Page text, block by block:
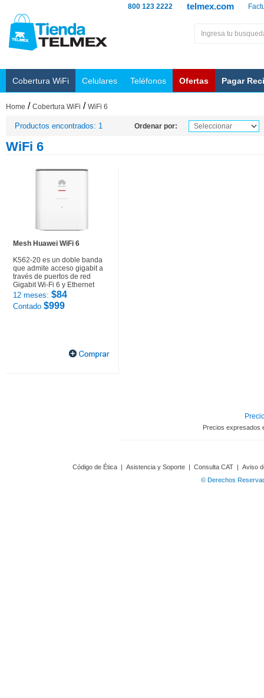
telmex.com
800 123 2222
Cobertura WiFi Celulares Teléfonos Ofertas Pagar
Home / Cobertura WiFi / WiFi 6
Productos encontrados: 1 Ordenar por:
WiFi 6
Mesh Huawei WiFi 6
K562-20 es un doble banda
que admite acceso gigabit a
través de puertos de red
Gigabit Wi-Fi 6 y Ethernet
12 meses: $84
Contado $999
Precios expresados
Código de Ética | Asistencia y Soporte | Consulta CAT | Aviso
© Derechos